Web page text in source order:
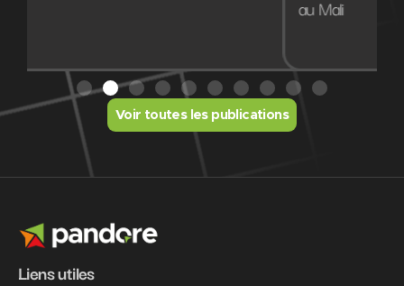
Voir toutes les publications
Liens utiles